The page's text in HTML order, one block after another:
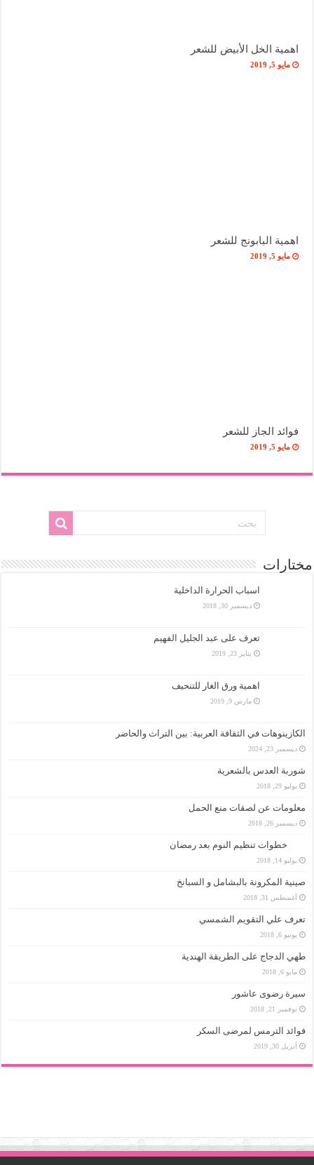
اهمية الخل الأبيض للشعر
مايو 5, 2019
اهمية البابونج للشعر
مايو 5, 2019
فوائد الجاز للشعر
مايو 5, 2019
مختارات
اسباب الحرارة الداخلية
ديسمبر 30, 2018
تعرف على عبد الجليل الفهيم
يناير 23, 2019
اهمية ورق الغار للتنحيف
مارس 9, 2019
الكازينوهات في الثقافة العربية: بين التراث والحاضر
ديسمبر 23, 2024
شوربة العدس بالشعرية
يوليو 29, 2018
معلومات عن لصقات منع الحمل
ديسمبر 26, 2018
خطوات تنظيم النوم بعد رمضان
يوليو 14, 2018
صينية المكرونة بالبشامل و السبانخ
أغسطس 31, 2018
تعرف علي التقويم الشمسي
يونيو 6, 2018
طهي الدجاج على الطريقة الهندية
مايو 6, 2018
سيرة رضوى عاشور
نوفمبر 21, 2018
فوائد الترمس لمرضى السكر
أبريل 30, 2019